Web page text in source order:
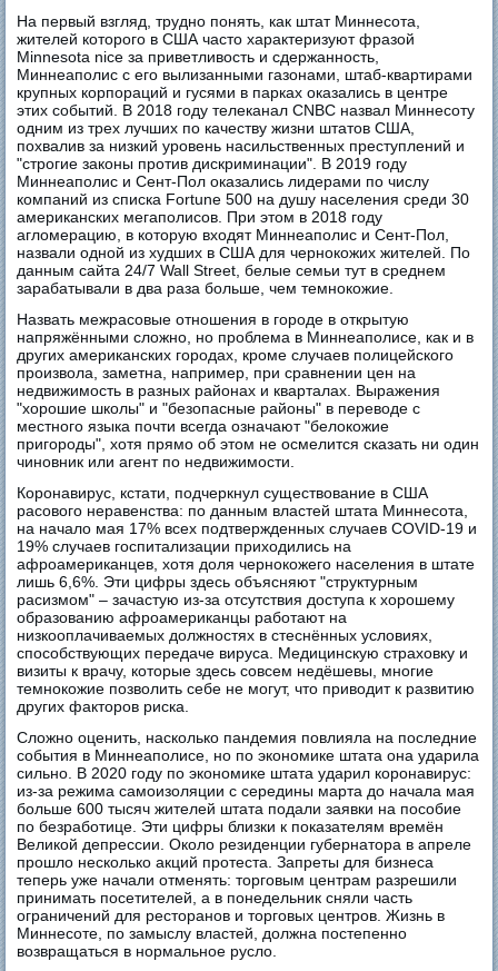
На первый взгляд, трудно понять, как штат Миннесота,
жителей которого в США часто характеризуют фразой
Minnesota nice за приветливость и сдержанность,
Миннеаполис с его вылизанными газонами, штаб-квартирами
крупных корпораций и гусями в парках оказались в центре
этих событий. В 2018 году телеканал CNBC назвал Миннесоту
одним из трех лучших по качеству жизни штатов США,
похвалив за низкий уровень насильственных преступлений и
"строгие законы против дискриминации". В 2019 году
Миннеаполис и Сент-Пол оказались лидерами по числу
компаний из списка Fortune 500 на душу населения среди 30
американских мегаполисов. При этом в 2018 году
агломерацию, в которую входят Миннеаполис и Сент-Пол,
назвали одной из худших в США для чернокожих жителей. По
данным сайта 24/7 Wall Street, белые семьи тут в среднем
зарабатывали в два раза больше, чем темнокожие.
Назвать межрасовые отношения в городе в открытую
напряжёнными сложно, но проблема в Миннеаполисе, как и в
других американских городах, кроме случаев полицейского
произвола, заметна, например, при сравнении цен на
недвижимость в разных районах и кварталах. Выражения
"хорошие школы" и "безопасные районы" в переводе с
местного языка почти всегда означают "белокожие
пригороды", хотя прямо об этом не осмелится сказать ни один
чиновник или агент по недвижимости.
Коронавирус, кстати, подчеркнул существование в США
расового неравенства: по данным властей штата Миннесота,
на начало мая 17% всех подтвержденных случаев COVID-19 и
19% случаев госпитализации приходились на
афроамериканцев, хотя доля чернокожего населения в штате
лишь 6,6%. Эти цифры здесь объясняют "структурным
расизмом" – зачастую из-за отсутствия доступа к хорошему
образованию афроамериканцы работают на
низкооплачиваемых должностях в стеснённых условиях,
способствующих передаче вируса. Медицинскую страховку и
визиты к врачу, которые здесь совсем недёшевы, многие
темнокожие позволить себе не могут, что приводит к развитию
других факторов риска.
Сложно оценить, насколько пандемия повлияла на последние
события в Миннеаполисе, но по экономике штата она ударила
сильно. В 2020 году по экономике штата ударил коронавирус:
из-за режима самоизоляции с середины марта до начала мая
больше 600 тысяч жителей штата подали заявки на пособие
по безработице. Эти цифры близки к показателям времён
Великой депрессии. Около резиденции губернатора в апреле
прошло несколько акций протеста. Запреты для бизнеса
теперь уже начали отменять: торговым центрам разрешили
принимать посетителей, а в понедельник сняли часть
ограничений для ресторанов и торговых центров. Жизнь в
Миннесоте, по замыслу властей, должна постепенно
возвращаться в нормальное русло.